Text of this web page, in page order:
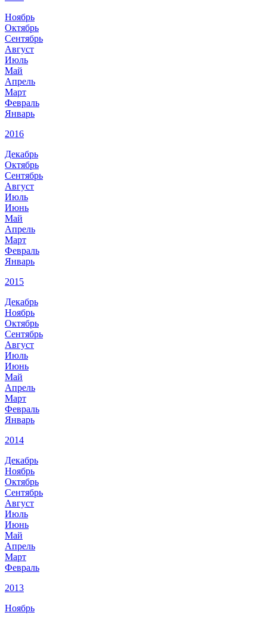
Ноябрь
Октябрь
Сентябрь
Август
Июль
Май
Апрель
Март
Февраль
Январь
2016
Декабрь
Октябрь
Сентябрь
Август
Июль
Июнь
Май
Апрель
Март
Февраль
Январь
2015
Декабрь
Ноябрь
Октябрь
Сентябрь
Август
Июль
Июнь
Май
Апрель
Март
Февраль
Январь
2014
Декабрь
Ноябрь
Октябрь
Сентябрь
Август
Июль
Июнь
Май
Апрель
Март
Февраль
2013
Ноябрь